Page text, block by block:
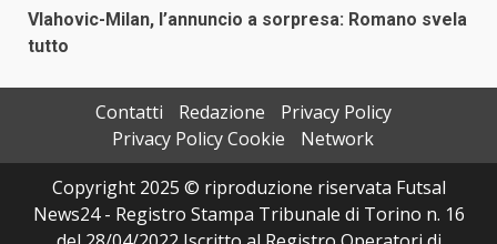
Vlahovic-Milan, l’annuncio a sorpresa: Romano svela
tutto
Contatti Redazione
Privacy Policy
Privacy Policy Cookie
Network
Copyright 2025 © riproduzione riservata Futsal
News24 - Registro Stampa Tribunale di Torino n. 16